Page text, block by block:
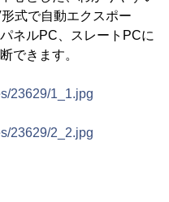
式で自動エクスポー
ネルPC、スレートPCに
できます。
23629/1_1.jpg
23629/2_2.jpg